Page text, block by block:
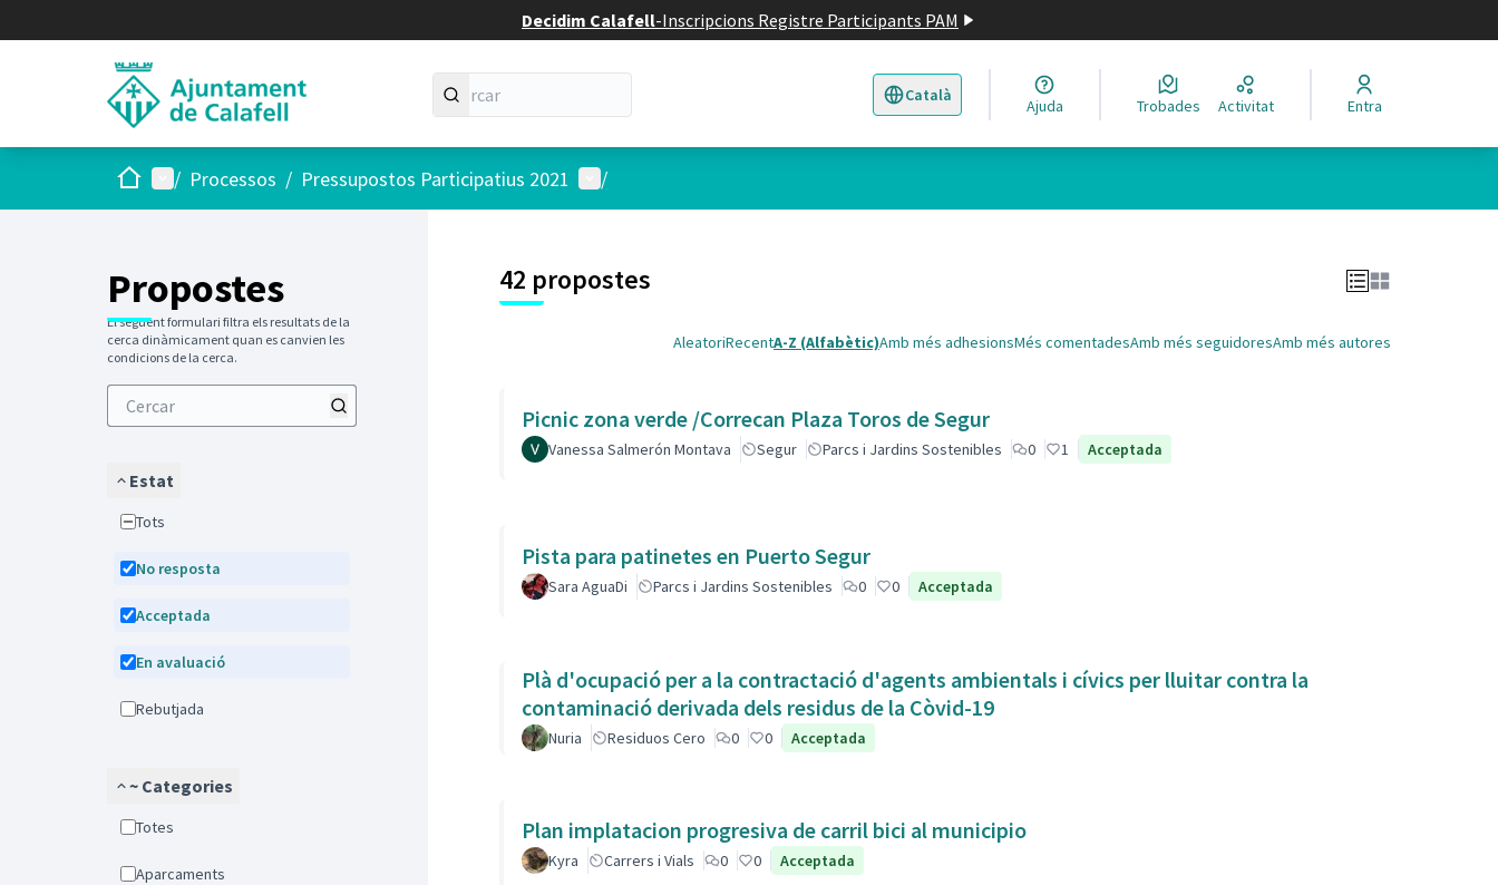
Decidim Calafell-Inscripcions Registre Participants PAM
Català
Triar la llengua Elegir el idioma
Ajuda Trobades Activitat Entra
Inici Menú principal
/ Processos / Pressupostos Participatius 2021 Menú d'usuari
/
Propostes
El següent formulari filtra els resultats de la
cerca dinàmicament quan es canvien les
condicions de la cerca.
Estat
Tots
No resposta
Acceptada
En avaluació
Rebutjada
~ Categories
Totes
Aparcaments
42 propostes
AleatoriRecentA-Z (Alfabètic)Amb més adhesionsMés comentadesAmb més seguidoresAmb més autores
Picnic zona verde /Correcan Plaza Toros de Segur
Vanessa Salmerón Montava Segur Parcs i Jardins Sostenibles 0 1 Acceptada
Pista para patinetes en Puerto Segur
Sara AguaDi Parcs i Jardins Sostenibles 0 0 Acceptada
Plà d'ocupació per a la contractació d'agents ambientals i cívics per lluitar contra la
contaminació derivada dels residus de la Còvid-19
Nuria Residuos Cero 0 0 Acceptada
Plan implatacion progresiva de carril bici al municipio
Kyra Carrers i Vials 0 0 Acceptada